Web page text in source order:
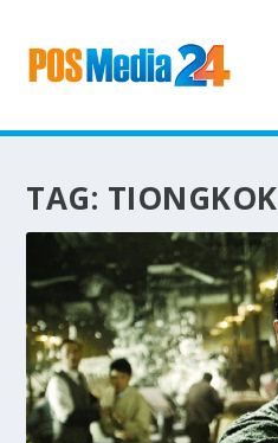
TAG: TIONGKOK